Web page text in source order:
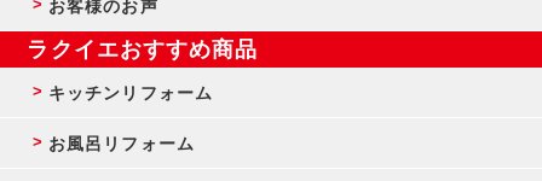
お客様のお声
ラクイエおすすめ商品
キッチンリフォーム
お風呂リフォーム